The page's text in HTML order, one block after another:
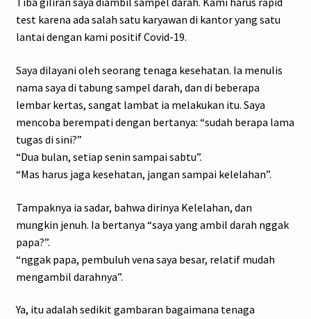
test karena ada salah satu karyawan di kantor yang satu
lantai dengan kami positif Covid-19.
Saya dilayani oleh seorang tenaga kesehatan. Ia menulis
nama saya di tabung sampel darah, dan di beberapa
lembar kertas, sangat lambat ia melakukan itu. Saya
mencoba berempati dengan bertanya: “sudah berapa lama
tugas di sini?”
“Dua bulan, setiap senin sampai sabtu”.
“Mas harus jaga kesehatan, jangan sampai kelelahan”.
Tampaknya ia sadar, bahwa dirinya Kelelahan, dan
mungkin jenuh. Ia bertanya “saya yang ambil darah nggak
papa?”.
“nggak papa, pembuluh vena saya besar, relatif mudah
mengambil darahnya”.
Ya, itu adalah sedikit gambaran bagaimana tenaga